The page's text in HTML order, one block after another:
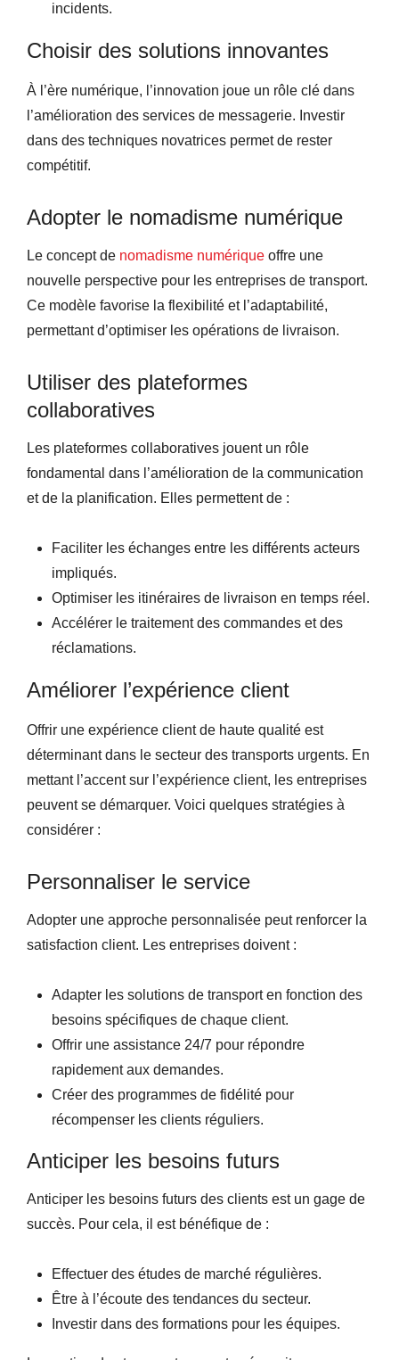
incidents.
Choisir des solutions innovantes
À l’ère numérique, l’innovation joue un rôle clé dans
l’amélioration des services de messagerie. Investir
dans des techniques novatrices permet de rester
compétitif.
Adopter le nomadisme numérique
Le concept de nomadisme numérique offre une
nouvelle perspective pour les entreprises de transport.
Ce modèle favorise la flexibilité et l’adaptabilité,
permettant d’optimiser les opérations de livraison.
Utiliser des plateformes
collaboratives
Les plateformes collaboratives jouent un rôle
fondamental dans l’amélioration de la communication
et de la planification. Elles permettent de :
Faciliter les échanges entre les différents acteurs
impliqués.
Optimiser les itinéraires de livraison en temps réel.
Accélérer le traitement des commandes et des
réclamations.
Améliorer l’expérience client
Offrir une expérience client de haute qualité est
déterminant dans le secteur des transports urgents. En
mettant l’accent sur l’expérience client, les entreprises
peuvent se démarquer. Voici quelques stratégies à
considérer :
Personnaliser le service
Adopter une approche personnalisée peut renforcer la
satisfaction client. Les entreprises doivent :
Adapter les solutions de transport en fonction des
besoins spécifiques de chaque client.
Offrir une assistance 24/7 pour répondre
rapidement aux demandes.
Créer des programmes de fidélité pour
récompenser les clients réguliers.
Anticiper les besoins futurs
Anticiper les besoins futurs des clients est un gage de
succès. Pour cela, il est bénéfique de :
Effectuer des études de marché régulières.
Être à l’écoute des tendances du secteur.
Investir dans des formations pour les équipes.